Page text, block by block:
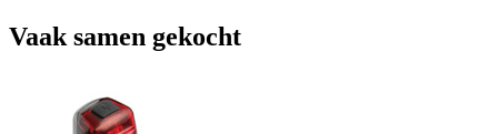
Vaak samen gekocht